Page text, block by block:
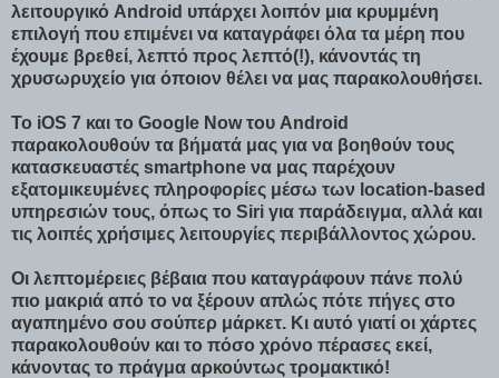
λειτουργικό Android υπάρχει λοιπόν μια κρυμμένη
επιλογή που επιμένει να καταγράφει όλα τα μέρη που
έχουμε βρεθεί, λεπτό προς λεπτό(!), κάνοντάς τη
χρυσωρυχείο για όποιον θέλει να μας παρακολουθήσει.
Το iOS 7 και το Google Now του Android
παρακολουθούν τα βήματά μας για να βοηθούν τους
κατασκευαστές smartphone να μας παρέχουν
εξατομικευμένες πληροφορίες μέσω των location-based
υπηρεσιών τους, όπως το Siri για παράδειγμα, αλλά και
τις λοιπές χρήσιμες λειτουργίες περιβάλλοντος χώρου.
Οι λεπτομέρειες βέβαια που καταγράφουν πάνε πολύ
πιο μακριά από το να ξέρουν απλώς πότε πήγες στο
αγαπημένο σου σούπερ μάρκετ. Κι αυτό γιατί οι χάρτες
παρακολουθούν και το πόσο χρόνο πέρασες εκεί,
κάνοντας το πράγμα αρκούντως τρομακτικό!